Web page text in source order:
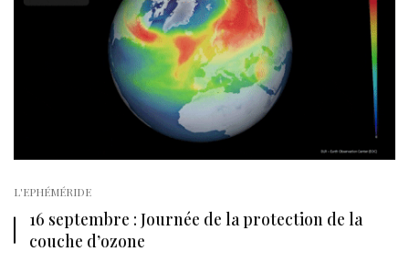
L'EPHÉMÉRIDE
16 septembre : Journée de la protection de la
couche d’ozone